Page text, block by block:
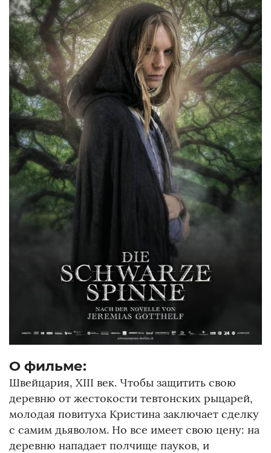
О фильме:
Швейцария, XIII век. Чтобы защитить свою
деревню от жестокости тевтонских рыцарей,
молодая повитуха Кристина заключает сделку
с самим дьяволом. Но все имеет свою цену: на
деревню нападает полчище пауков, и